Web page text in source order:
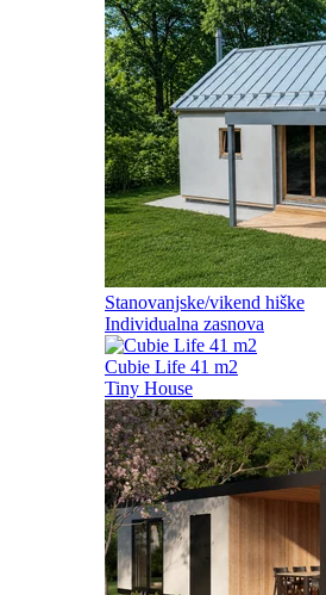
Stanovanjske/vikend hiške
Individualna zasnova
Cubie Life 41 m2
Tiny House